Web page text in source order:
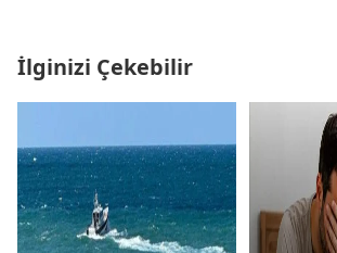
İlginizi Çekebilir